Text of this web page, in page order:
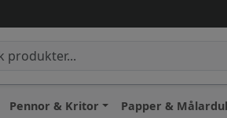
Pennor & Kritor Papper &